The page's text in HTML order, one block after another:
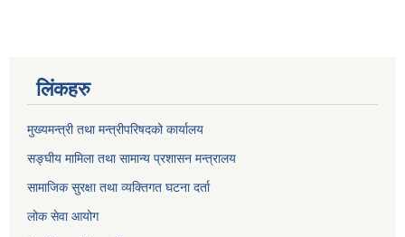
लिंकहरु
मुख्यमन्त्री तथा मन्त्रीपरिषदको कार्यालय
सङ्घीय मामिला तथा सामान्य प्रशासन मन्त्रालय
सामाजिक सुरक्षा तथा व्यक्तिगत घटना दर्ता
लोक सेवा आयोग